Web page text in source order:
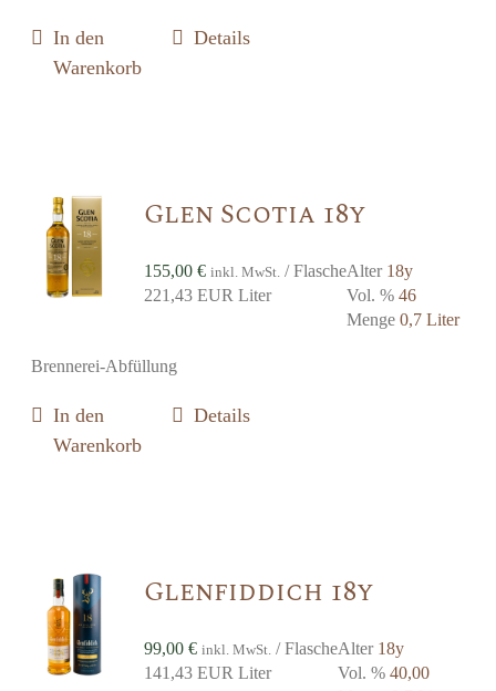
In den
Warenkorb
Details
Glen Scotia 18y
155,00€ inkl. MwSt. / Flasche
221,43 EUR Liter
Alter 18y
Vol. %46
Menge0,7 Liter
Brennerei-Abfüllung
In den
Warenkorb
Details
Glenfiddich 18y
99,00€ inkl. MwSt. / Flasche
141,43 EUR Liter
Alter 18y
Vol. %40,00